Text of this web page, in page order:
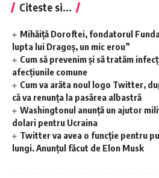
Citeste si...
Mihăiță Doroftei, fondatorul
lupta lui Dragoș, un mic erou”
Cum să prevenim și să tratăm
afecțiunile comune
Cum va arăta noul logo Twitter,
că va renunța la pasărea albastră
Washingtonul anunţă un ajutor
dolari pentru Ucraina
Twitter va avea o funcţie pentru
lungi. Anunțul făcut de Elon Musk